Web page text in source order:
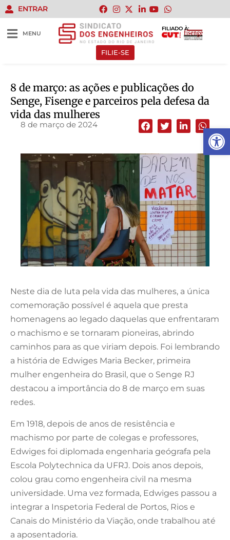
Abrir
ENTRAR
MENU
FILIADO À:
FILIE-SE
8 de março: as ações e publicações do
Senge, Fisenge e parceiros pela defesa da
vida das mulheres
8 de março de 2024
Neste dia de luta pela vida das mulheres, a única
comemoração possível é aquela que presta
homenagens ao legado daquelas que enfrentaram
o machismo e se tornaram pioneiras, abrindo
caminhos para as que viriam depois. Foi lembrando
a história de Edwiges Maria Becker, primeira
mulher engenheira do Brasil, que o Senge RJ
destacou a importância do 8 de março em suas
redes.
Em 1918, depois de anos de resistência e
machismo por parte de colegas e professores,
Edwiges foi diplomada engenharia geógrafa pela
Escola Polytechnica da UFRJ. Dois anos depois,
colou grau como engenheira civil na mesma
universidade. Uma vez formada, Edwiges passou a
integrar a Inspetoria Federal de Portos, Rios e
Canais do Ministério da Viação, onde trabalhou até
a aposentadoria.